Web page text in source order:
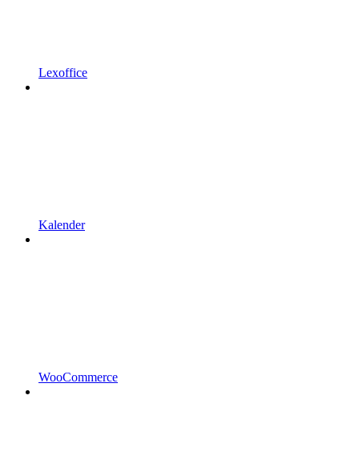
Lexoffice
Kalender
WooCommerce